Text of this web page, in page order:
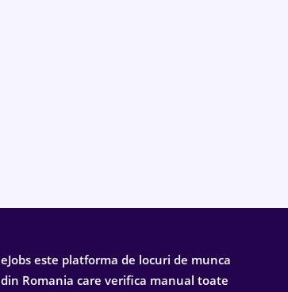
eJobs este platforma de locuri de munca
din Romania care verifica manual toate